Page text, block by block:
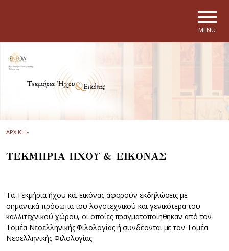
MENU
ΑΡΧΙΚΗ»
ΤΕΚΜΗΡΙΑ ΗΧΟΥ & ΕΙΚΟΝΑΣ
Τα Τεκμήρια ήχου και εικόνας αφορούν εκδηλώσεις με
σημαντικά πρόσωπα του λογοτεχνικού και γενικότερα του
καλλιτεχνικού χώρου, οι οποίες πραγματοποιήθηκαν από τον
Τομέα Νεοελληνικής Φιλολογίας ή συνδέονται με τον Τομέα
Νεοελληνικής Φιλολογίας.